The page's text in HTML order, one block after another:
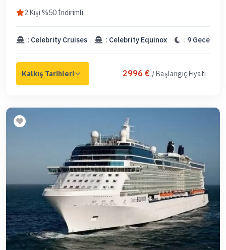
2.Kişi %50 İndirimli
: Celebrity Cruises : Celebrity Equinox : 9 Gece
2996 € / Başlangıç Fiyatı